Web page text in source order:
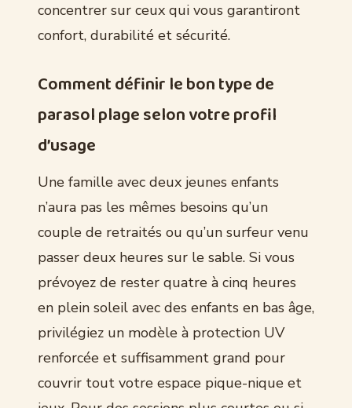
concentrer sur ceux qui vous garantiront
confort, durabilité et sécurité.
Comment définir le bon type de
parasol plage selon votre profil
d’usage
Une famille avec deux jeunes enfants
n’aura pas les mêmes besoins qu’un
couple de retraités ou qu’un surfeur venu
passer deux heures sur le sable. Si vous
prévoyez de rester quatre à cinq heures
en plein soleil avec des enfants en bas âge,
privilégiez un modèle à protection UV
renforcée et suffisamment grand pour
couvrir tout votre espace pique-nique et